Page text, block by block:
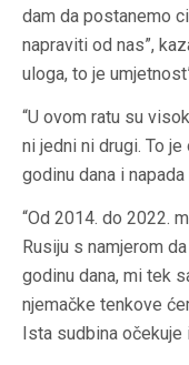
dam da postanemo
napraviti od nas”,
uloga, to je
“U ovom ratu su
ni jedni ni drugi. To
godinu dana i
“Od 2014. do 2022.
Rusiju s namjerom
godinu dana, mi tek
njemačke tenkove
Ista sudbina